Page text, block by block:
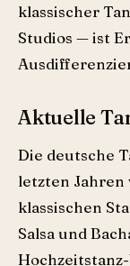
klassischer
Studios — ist
Aktuelle
Die deutsche
letzten
klassischen
Salsa und